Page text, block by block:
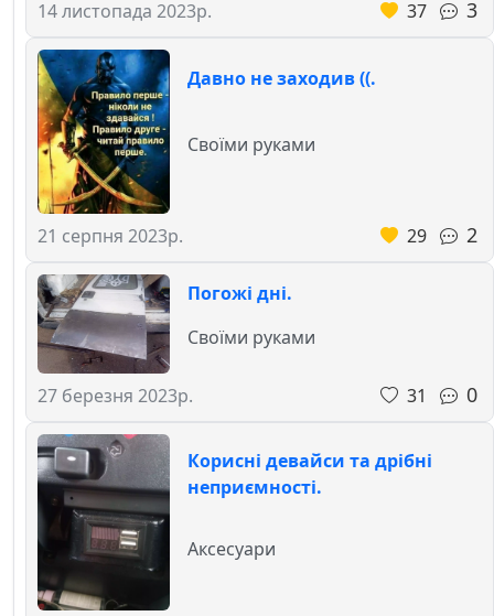
14 листопада 2023р. 37 3
Давно не заходив ((.
21 серпня 2023р.
Своїми руками
29 2
Погожі дні.
27 березня 2023р.
Своїми руками
31 0
Корисні девайси та дрібні
неприємності.
Аксесуари